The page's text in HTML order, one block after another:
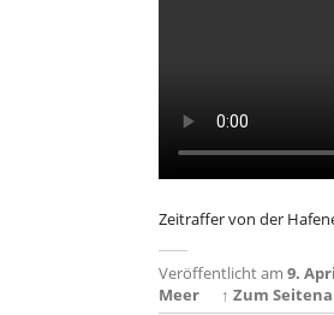
Zeitraffer von der
Veröffentlicht am 9.
Meer
↑ Zum